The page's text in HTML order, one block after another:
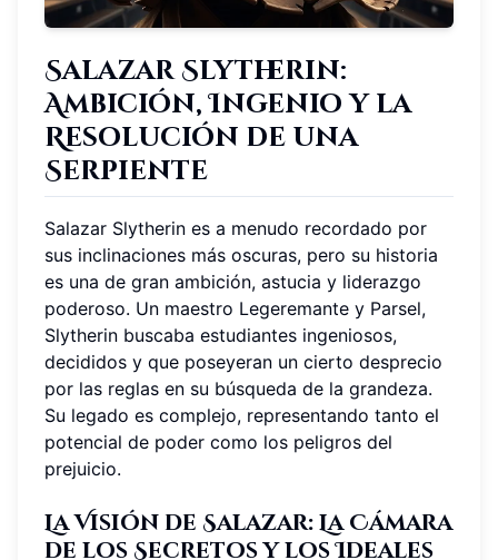
Salazar Slytherin:
Ambición, Ingenio y la
Resolución de una
Serpiente
Salazar Slytherin es a menudo recordado por
sus inclinaciones más oscuras, pero su historia
es una de gran ambición, astucia y liderazgo
poderoso. Un maestro Legeremante y Parsel,
Slytherin buscaba estudiantes ingeniosos,
decididos y que poseyeran un cierto desprecio
por las reglas en su búsqueda de la grandeza.
Su legado es complejo, representando tanto el
potencial de poder como los peligros del
prejuicio.
La Visión de Salazar: La Cámara
de los Secretos y los Ideales